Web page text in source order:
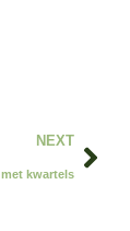
NEXT
kwartels